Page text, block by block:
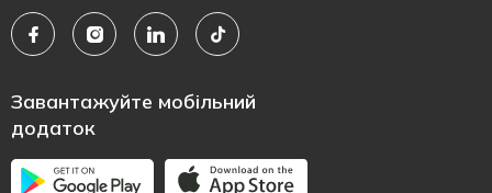
Завантажуйте мобільний
додаток